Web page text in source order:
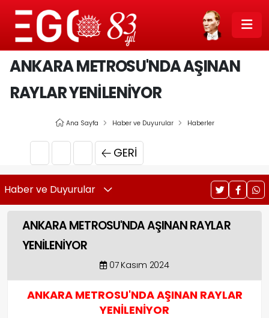
ANKARA METROSU'NDA AŞINAN
RAYLAR YENİLENİYOR
Ana Sayfa Haber ve Duyurular Haberler
GERI
Haber ve Duyurular
ANKARA METROSU'NDA AŞINAN RAYLAR
YENİLENİYOR
07 Kasım 2024
ANKARA METROSU'NDA AŞINAN RAYLAR
YENİLENİYOR